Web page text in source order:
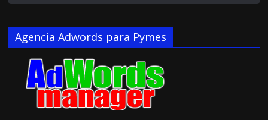
Agencia Adwords para Pymes